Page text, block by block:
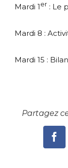
Mardi 1 er : Le
Mardi 8 :
Mardi 15 :
Partagez